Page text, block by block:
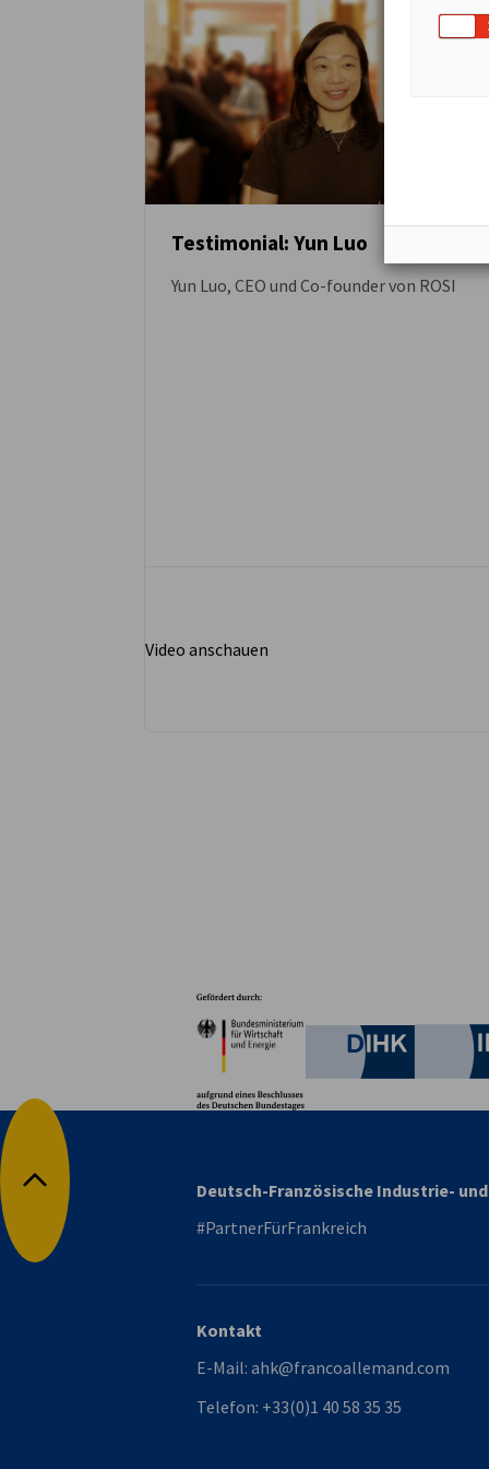
VIDEO
Testimonial: Yun Luo
Yun Luo, CEO und Co-founder von ROSI
Video anschauen
Nach oben
Deutsch-Französische Industrie-
#PartnerFürFrankreich
Kontakt
E-Mail: ahk@francoallemand.com
Telefon: +33(0)1 40 58 35 35